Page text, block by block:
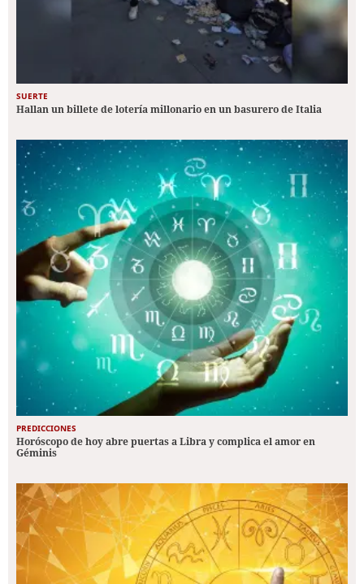
SUERTE
Hallan un billete de lotería millonario en un basurero de Italia
PREDICCIONES
Horóscopo de hoy abre puertas a Libra y complica el amor en
Géminis